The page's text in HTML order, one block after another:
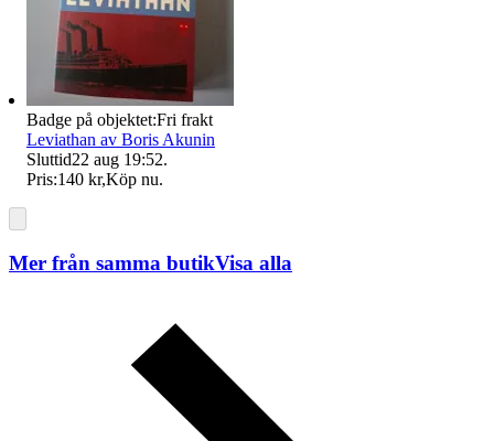
Badge på objektet:Fri frakt
Leviathan av Boris Akunin
Sluttid22 aug 19:52.
Pris:140 kr,Köp nu.
Mer från samma butikVisa alla